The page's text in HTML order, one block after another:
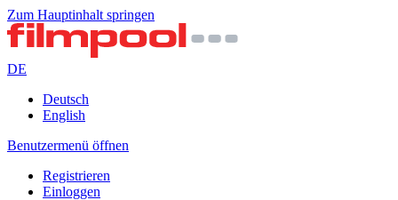
Zum Hauptinhalt springen
DE
Deutsch
English
Benutzermenü öffnen
Registrieren
Einloggen